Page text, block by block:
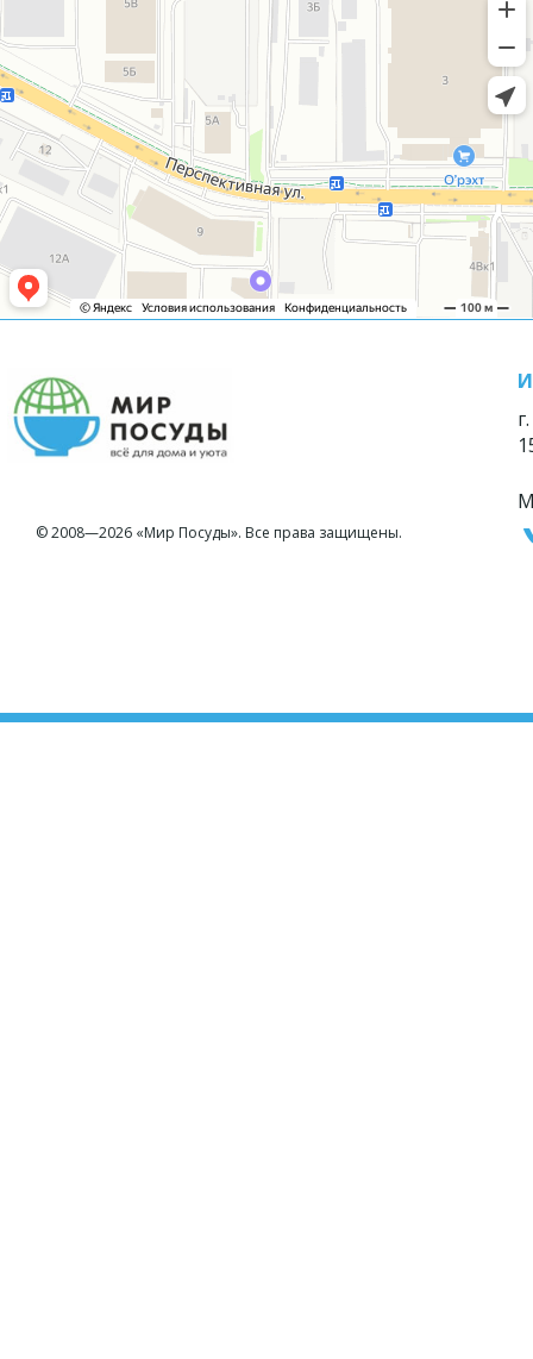
© 2008—2026 «Мир Посуды». Все права защищены.